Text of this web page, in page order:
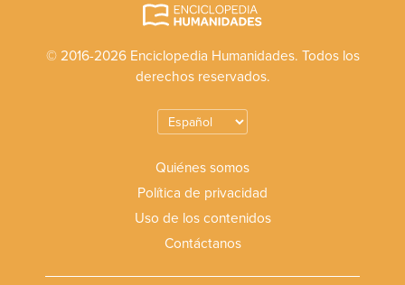
© 2016-2026 Enciclopedia Humanidades. Todos los
derechos reservados.
Quiénes somos
Política de privacidad
Uso de los contenidos
Contáctanos